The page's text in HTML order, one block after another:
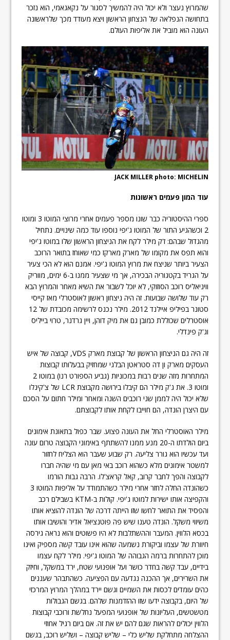
שהמרוץ נעצר ולא יכול היה להמשיך לסגור על נקאגאמי, הוא נזכר
בתחושה הנפלאה של הנצחון הראשון ויצא מעודד מכך שלראשונה
העונה הוא מוביל את אליפות העולם.
JACK MILLER photo: MICHELIN
עוד המון פעמים ראשונות
ספרי ההיסטוריה כבר שונו מספר פעמים אחרי מרוצי המוטו 3 ומוטו
2 וכשהגיע התור של המוטו ג'יפי נוספו עוד כמה שינויים. נתחיל
מהגדול שבהם: ז'ק מילר לקח את הניצחון הראשון שלו במוטו ג'יפי
והוא תפס את מקומו של מארק מארקז כמי שאוחז בתואר הרוכב
הצעיר ביותר שניצח את מרוץ המוטו ג'יפי. אמנם הוא לא הכי צעיר
על הגריד בקטגוריה הבכירה, אך מי שצעיר ממנו ב-6 ימים, מווריק
וויניאליס רוכב הסוזוקי, לא יוכל לשבור את השיא מאחר והמרוץ הבא
רק עוד שלושה שבועות. זה היה ניצחון ראשון לאוסטרלי מאז קייסי
סטונר בפיליפ איילנד 2012. מילר נכנס לרשימה מכובדת של 12
אוסטרלים שכוללת כמובן גם את מיק דוהן, ויין גרדנר, טרוי בייליס
וג'ק פינדלי.
זה היה גם הניצחון הראשון של קבוצת מארק VDS, קבוצה של איש
העסקים מארק ון דה סטראטן הבלגי שמחזיק בבעלותו קבוצות
המתחרות מזה שנים רבות במכוניות (גביע הספורט רנו) במוטו 2
ומוטו 3. את ג'ק מילר הם קיבלו בירושה מקבוצת LCR של צ'קינלו
שלא יכול היה לממן שני רוכבים השנה ומאחר ומילר חתום על הסכם
עם היצרן הונדה, הם חוייבו לקחת אותו לקבוצתם.
מילר האוסטרלי החל את העונה פצוע. שבר כפול בתאונת אימונים
ביום הולדתו ה-20 מנע ממנו להשתתף באימוני הקבוצה טרום עונה
ועד עכשיו הוא גורר צליעה. רק שבוע שעבר הוא הצליח לחזור
למשטר אימונים מלא כשהוא רוכב באי מאן עם מי שהיה חברו
לקבוצה והפך לחבר קרוב, קאל קראצ'לו. הרבה גבות הורמו
כשהונדה החלה לחזר אחרי מילר כשהתמודד על אליפות המוטו 3
והקפיצה אותו ישירות למוטו ג'יפי. קולות ב-KTM בשבילם רכב
והפסיד את התואר לחשו שזו הייתה דרכה של הונדה להוציא אותו
משיווי משקל. הונדה טענו שיש פה פוטנציאל אדיר והושיבו אותו
בכסא הלווין. המעבר וההשתלבות לא היו פשוטים והוא נראה גירסה
חיוורת של עצמו וביקורת נשמעה שהוא אינו עובד קשה מספיק ואינו
מוכן להתחרות ברמה הגבוהה של המוטו ג'יפי. מילר לקח עצמו
בידיים, עבד קשה בחדר כושר ועל אופנועי שטח, ירד במשקל, וחיזק
את השרירים, אך ההכנה נגדעה עם הפציעה. כשהתבהר שעננים
כהים עומדים לכסות את השמיים וגשם יירד במהלך המרוץ המרכזי
של היום, בקבוצה ידעו שזו ההזדמנות שלהם. בגשם הגבולות
מטשטשים, העליונות של אופנועי המפעל נחלשת ורוכבי קבוצות
הלווין יכולים להראות שגם להם יש את זה. אם ביום רגיל אחוזי
ההצלחה מתחלקת שליש כלי – שליש קבוצה – ושליש רוכב, בגשם